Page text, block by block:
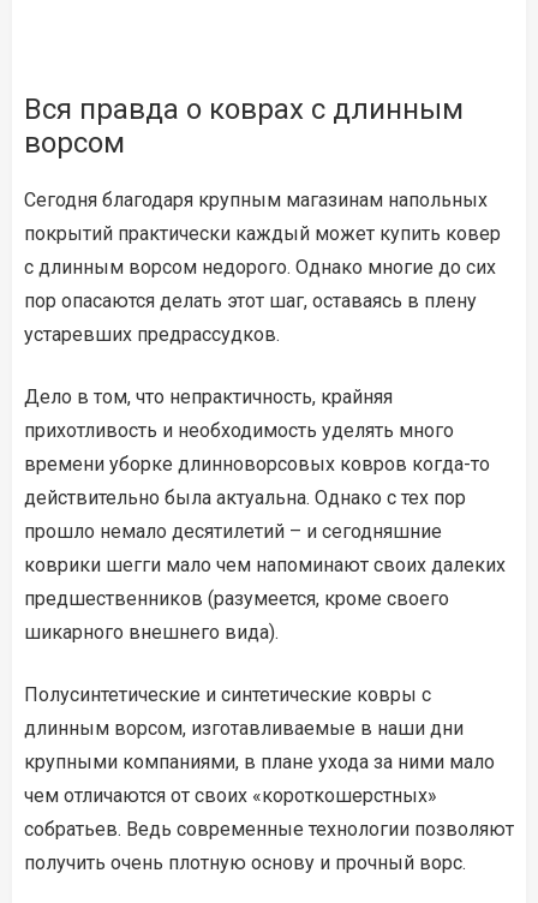
Вся правда о коврах с длинным
ворсом
Сегодня благодаря крупным магазинам напольных
покрытий практически каждый может купить ковер
с длинным ворсом недорого. Однако многие до сих
пор опасаются делать этот шаг, оставаясь в плену
устаревших предрассудков.
Дело в том, что непрактичность, крайняя
прихотливость и необходимость уделять много
времени уборке длинноворсовых ковров когда-то
действительно была актуальна. Однако с тех пор
прошло немало десятилетий – и сегодняшние
коврики шегги мало чем напоминают своих далеких
предшественников (разумеется, кроме своего
шикарного внешнего вида).
Полусинтетические и синтетические ковры с
длинным ворсом, изготавливаемые в наши дни
крупными компаниями, в плане ухода за ними мало
чем отличаются от своих «короткошерстных»
собратьев. Ведь современные технологии позволяют
получить очень плотную основу и прочный ворс.